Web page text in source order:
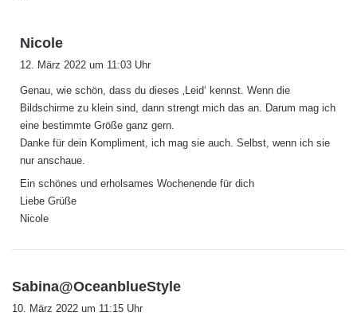
Nicole
t
:
12. März 2022 um 11:03 Uhr
Genau, wie schön, dass du dieses ‚Leid‘ kennst. Wenn die
Bildschirme zu klein sind, dann strengt mich das an. Darum mag ich
eine bestimmte Größe ganz gern.
Danke für dein Kompliment, ich mag sie auch. Selbst, wenn ich sie
nur anschaue.
Ein schönes und erholsames Wochenende für dich
Liebe Grüße
Nicole
Sabina@OceanblueStyle
10. März 2022 um 11:15 Uhr